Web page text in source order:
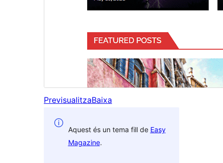
PrevisualitzaBaixa
Aquest és un tema fill de Easy
Magazine.